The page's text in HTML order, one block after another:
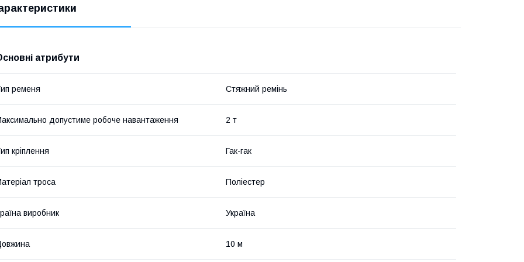
атрибути
ременя Стяжний ремінь
допустиме робоче навантаження 2 т
кріплення Гак-гак
троса Поліестер
виробник Україна
10 м